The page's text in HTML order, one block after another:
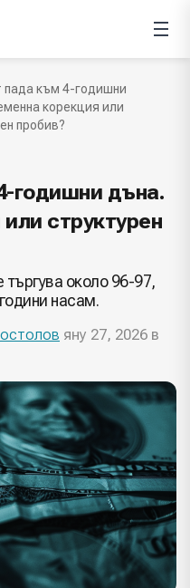
пада към 4-годишни
корекция или
пробив?
годишни дъна.
структурен
около 96-97,
насам.
яну 27, 2026 в